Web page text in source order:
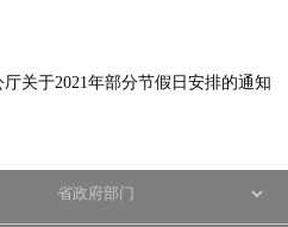
厅关于2021年部分节假日安排的通知